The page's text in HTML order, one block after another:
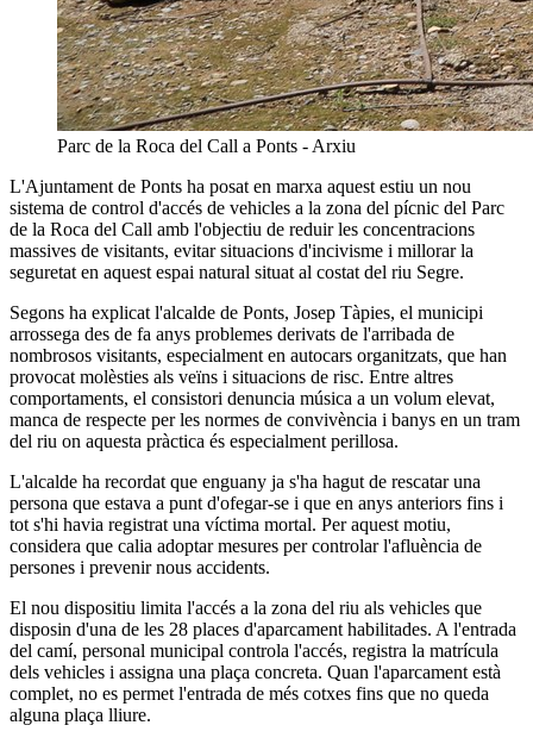
Parc de la Roca del Call a Ponts - Arxiu
L'Ajuntament de Ponts ha posat en marxa aquest estiu un nou
sistema de control d'accés de vehicles a la zona del pícnic del Parc
de la Roca del Call amb l'objectiu de reduir les concentracions
massives de visitants, evitar situacions d'incivisme i millorar la
seguretat en aquest espai natural situat al costat del riu Segre.
Segons ha explicat l'alcalde de Ponts, Josep Tàpies, el municipi
arrossega des de fa anys problemes derivats de l'arribada de
nombrosos visitants, especialment en autocars organitzats, que han
provocat molèsties als veïns i situacions de risc. Entre altres
comportaments, el consistori denuncia música a un volum elevat,
manca de respecte per les normes de convivència i banys en un tram
del riu on aquesta pràctica és especialment perillosa.
L'alcalde ha recordat que enguany ja s'ha hagut de rescatar una
persona que estava a punt d'ofegar-se i que en anys anteriors fins i
tot s'hi havia registrat una víctima mortal. Per aquest motiu,
considera que calia adoptar mesures per controlar l'afluència de
persones i prevenir nous accidents.
El nou dispositiu limita l'accés a la zona del riu als vehicles que
disposin d'una de les 28 places d'aparcament habilitades. A l'entrada
del camí, personal municipal controla l'accés, registra la matrícula
dels vehicles i assigna una plaça concreta. Quan l'aparcament està
complet, no es permet l'entrada de més cotxes fins que no queda
alguna plaça lliure.